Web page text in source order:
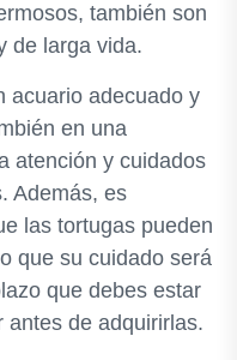
también son
de larga vida.
acuario adecuado y
en una
atención y cuidados
Además, es
las tortugas pueden
que su cuidado será
que debes estar
antes de adquirirlas.